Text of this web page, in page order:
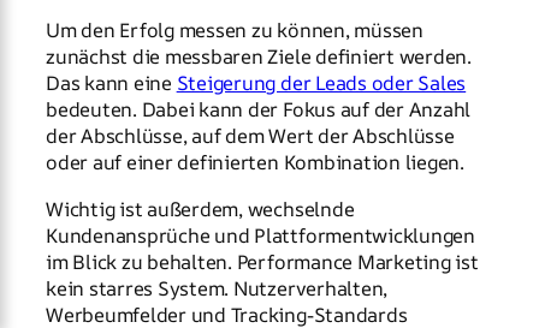
Um den Erfolg messen zu können, müssen
zunächst die messbaren Ziele definiert werden.
Das kann eine Steigerung der Leads oder Sales
bedeuten. Dabei kann der Fokus auf der Anzahl
der Abschlüsse, auf dem Wert der Abschlüsse
oder auf einer definierten Kombination liegen.
Wichtig ist außerdem, wechselnde
Kundenansprüche und Plattformentwicklungen
im Blick zu behalten. Performance Marketing ist
kein starres System. Nutzerverhalten,
Werbeumfelder und Tracking-Standards